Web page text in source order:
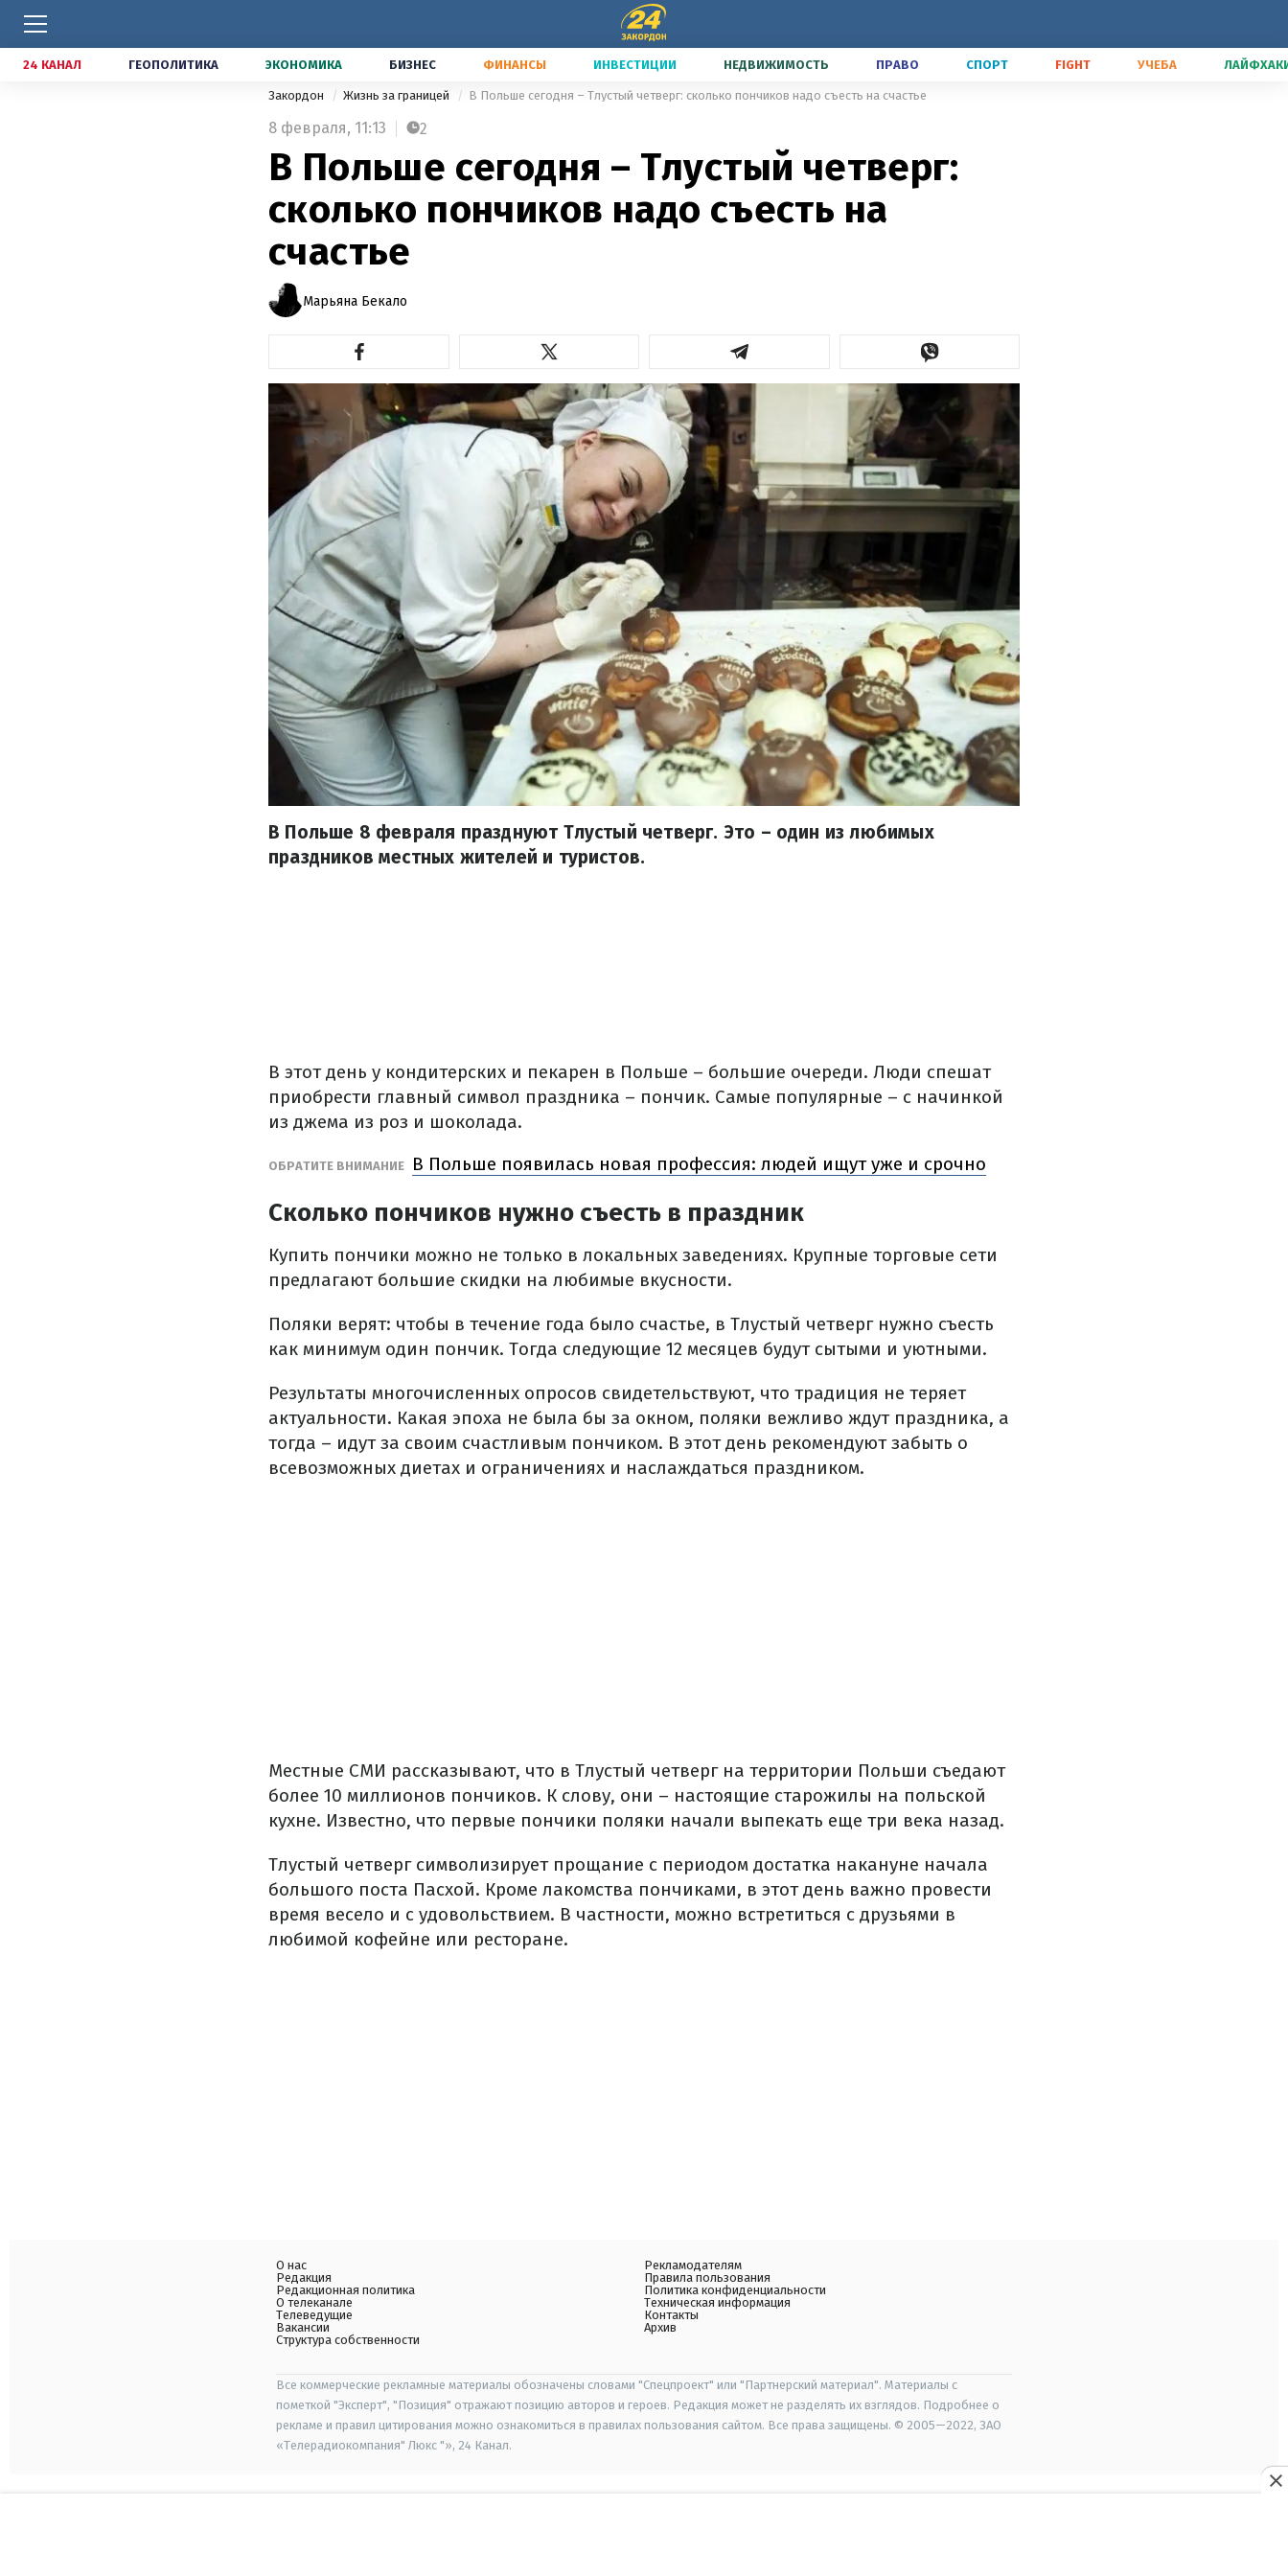
24 КАНАЛ ГЕОПОЛИТИКА ЭКОНОМИКА БИЗНЕС ФИНАНСЫ ИНВЕСТИЦИИ НЕДВИЖИМОСТЬ ПРАВО СПОРТ FIGHT УЧЕБА
Закордон Жизнь за границей В Польше сегодня – Тлустый четверг: сколько пончиков надо съесть на счастье
8 февраля, 11:13 2
В Польше сегодня – Тлустый четверг:
сколько пончиков надо съесть на
счастье
Марьяна Бекало
В Польше 8 февраля празднуют Тлустый четверг. Это – один из любимых
праздников местных жителей и туристов.
В этот день у кондитерских и пекарен в Польше – большие очереди. Люди спешат
приобрести главный символ праздника – пончик. Самые популярные – с начинкой
из джема из роз и шоколада.
ОБРАТИТЕ ВНИМАНИЕ В Польше появилась новая профессия: людей ищут уже и срочно
Сколько пончиков нужно съесть в праздник
Купить пончики можно не только в локальных заведениях. Крупные торговые сети
предлагают большие скидки на любимые вкусности.
Поляки верят: чтобы в течение года было счастье, в Тлустый четверг нужно съесть
как минимум один пончик. Тогда следующие 12 месяцев будут сытыми и уютными.
Результаты многочисленных опросов свидетельствуют, что традиция не теряет
актуальности. Какая эпоха не была бы за окном, поляки вежливо ждут праздника, а
тогда – идут за своим счастливым пончиком. В этот день рекомендуют забыть о
всевозможных диетах и ограничениях и наслаждаться праздником.
Местные СМИ рассказывают, что в Тлустый четверг на территории Польши съедают
более 10 миллионов пончиков. К слову, они – настоящие старожилы на польской
кухне. Известно, что первые пончики поляки начали выпекать еще три века назад.
Тлустый четверг символизирует прощание с периодом достатка накануне начала
большого поста Пасхой. Кроме лакомства пончиками, в этот день важно провести
время весело и с удовольствием. В частности, можно встретиться с друзьями в
любимой кофейне или ресторане.
О нас
Редакция
Редакционная политика
О телеканале
Телеведущие
Вакансии
Структура собственности
Рекламодателям
Правила пользования
Политика конфиденциальности
Техническая информация
Контакты
Архив
Все коммерческие рекламные материалы обозначены словами "Спецпроект" или "Партнерский материал". Материалы с
пометкой "Эксперт", "Позиция" отражают позицию авторов и героев. Редакция может не разделять их взглядов. Подробнее о
рекламе и правил цитирования можно ознакомиться в правилах пользования сайтом. Все права защищены. © 2005—2022, ЗАО
«Телерадиокомпания" Люкс "», 24 Канал.